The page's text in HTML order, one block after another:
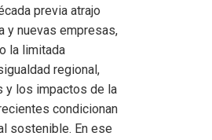
previa atrajo
y nuevas empresas,
la limitada
regional,
y los impactos de la
condicionan
sostenible. En ese